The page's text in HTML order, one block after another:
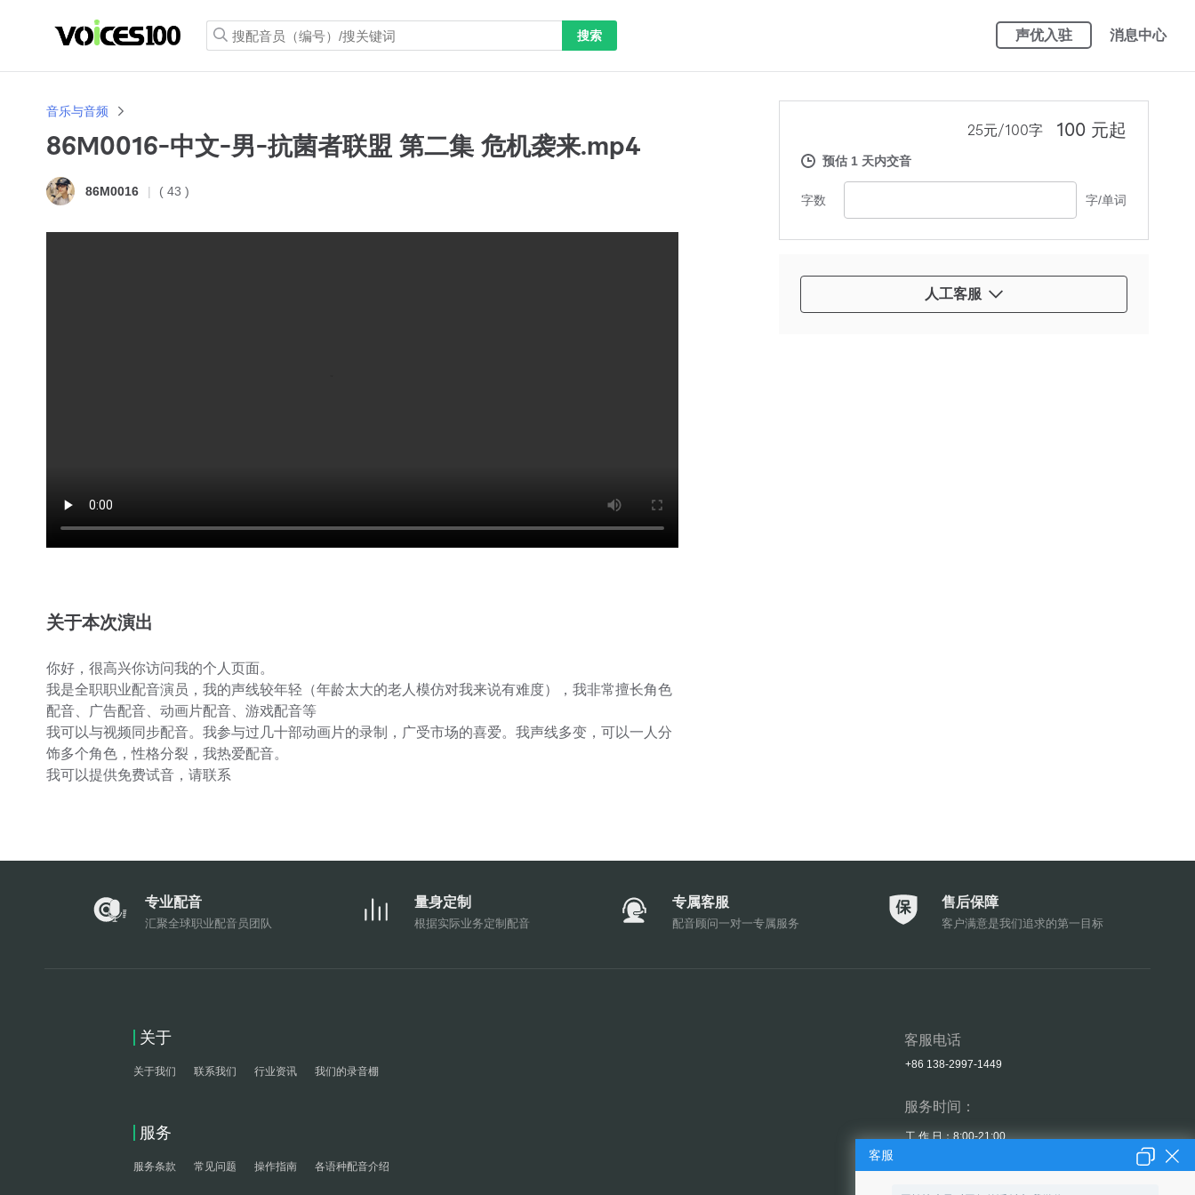
客服
搜索 声优入驻 消息中心
25元/100字 100 元起
预估 1 天内交音
字数 字/单词
人工客服
音乐与音频
86M0016-中文-男-抗菌者联盟 第二集 危机袭来.mp4
86M0016 ( 43 )
关于本次演出
你好，很高兴你访问我的个人页面。
我是全职职业配音演员，我的声线较年轻（年龄太大的老人模仿对我来说有难度），我非常擅长角色
配音、广告配音、动画片配音、游戏配音等
我可以与视频同步配音。我参与过几十部动画片的录制，广受市场的喜爱。我声线多变，可以一人分
饰多个角色，性格分裂，我热爱配音。
我可以提供免费试音，请联系
专业配音
汇聚全球职业配音员团队
量身定制
根据实际业务定制配音
专属客服
配音顾问一对一专属服务
售后保障
客户满意是我们追求的第一目标
关于
关于我们 联系我们 行业资讯 我们的录音棚
服务
服务条款 常见问题 操作指南 各语种配音介绍
客服电话
+86 138-2997-1449
服务时间：
工 作 日：8:00-21:00